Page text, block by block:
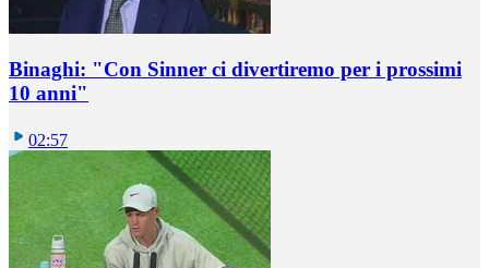
Binaghi: "Con Sinner ci divertiremo per i prossimi
10 anni"
02:57